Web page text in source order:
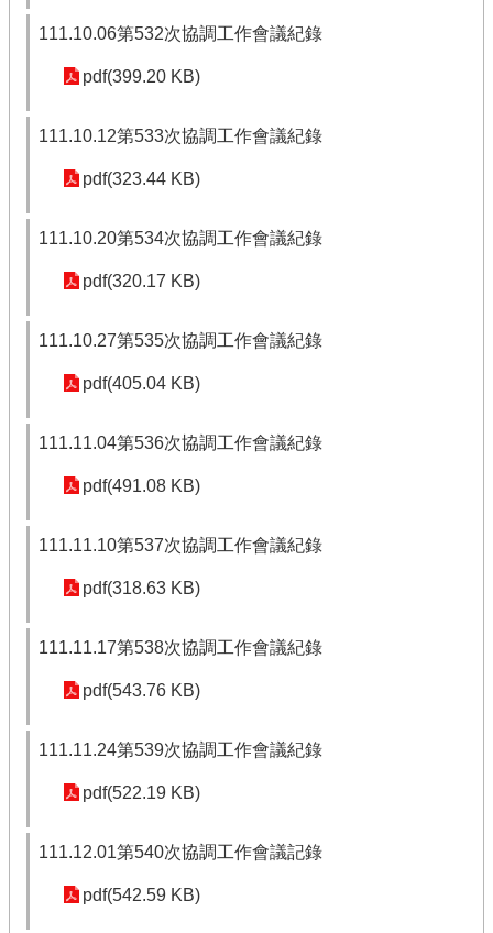
111.10.06第532次協調工作會議紀錄
pdf(399.20 KB)
111.10.12第533次協調工作會議紀錄
pdf(323.44 KB)
111.10.20第534次協調工作會議紀錄
pdf(320.17 KB)
111.10.27第535次協調工作會議紀錄
pdf(405.04 KB)
111.11.04第536次協調工作會議紀錄
pdf(491.08 KB)
111.11.10第537次協調工作會議紀錄
pdf(318.63 KB)
111.11.17第538次協調工作會議紀錄
pdf(543.76 KB)
111.11.24第539次協調工作會議紀錄
pdf(522.19 KB)
111.12.01第540次協調工作會議記錄
pdf(542.59 KB)